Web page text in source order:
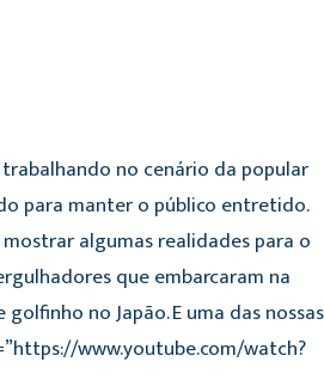
no cenário da popular
para manter o público entretido.
algumas realidades para o
que embarcaram na
no Japão. E uma das nossas
www.youtube.com/watch?